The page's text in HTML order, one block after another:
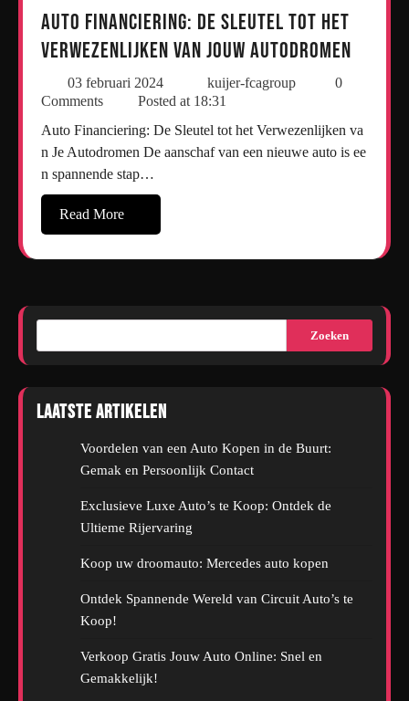
Auto Financiering: De Sleutel tot het
Verwezenlijken van Jouw Autodromen
03 februari 2024 kuijer-fcagroup
0
Comments
Posted at 18:31
Auto Financiering: De Sleutel tot het Verwezenlijken va
n Je Autodromen De aanschaf van een nieuwe auto is ee
n spannende stap…
Read More
Zoeken
Laatste artikelen
Voordelen van een Auto Kopen in de Buurt:
Gemak en Persoonlijk Contact
Exclusieve Luxe Auto’s te Koop: Ontdek de
Ultieme Rijervaring
Koop uw droomauto: Mercedes auto kopen
Ontdek Spannende Wereld van Circuit Auto’s te
Koop!
Verkoop Gratis Jouw Auto Online: Snel en
Gemakkelijk!